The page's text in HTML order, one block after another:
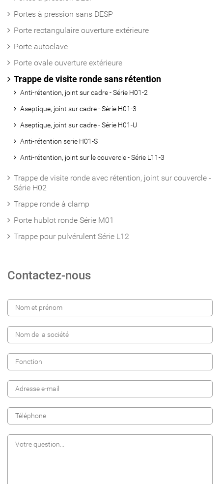
Portes à pression sans DESP
Porte rectangulaire ouverture extérieure
Porte autoclave
Porte ovale ouverture extérieure
Trappe de visite ronde sans rétention
Anti-rétention, joint sur cadre - Série H01-2
Aseptique, joint sur cadre - Série H01-3
Aseptique, joint sur cadre - Série H01-U
Anti-rétention serie H01-S
Anti-rétention, joint sur le couvercle - Série L11-3
Trappe de visite ronde avec rétention, joint sur couvercle -
Série H02
Trappe ronde à clamp
Porte hublot ronde Série M01
Trappe pour pulvérulent Série L12
Contactez-nous